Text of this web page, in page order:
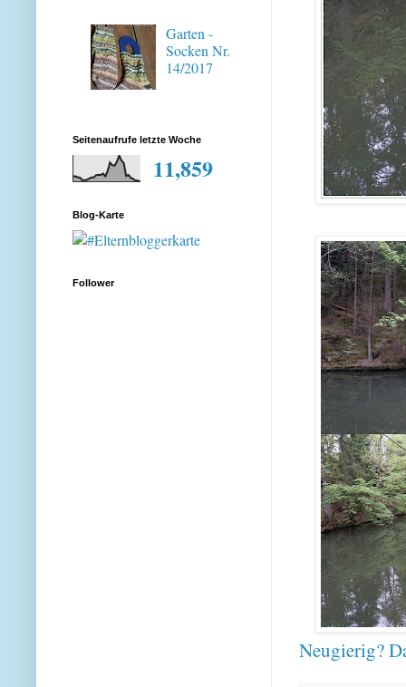
Neugierig?
Garten -
Socken Nr.
14/2017
Seitenaufrufe letzte Woche
11,859
Blog-Karte
Follower